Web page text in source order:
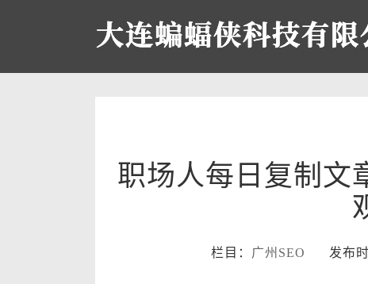
职场人每日复制文
栏目： 广州SEO 发布时